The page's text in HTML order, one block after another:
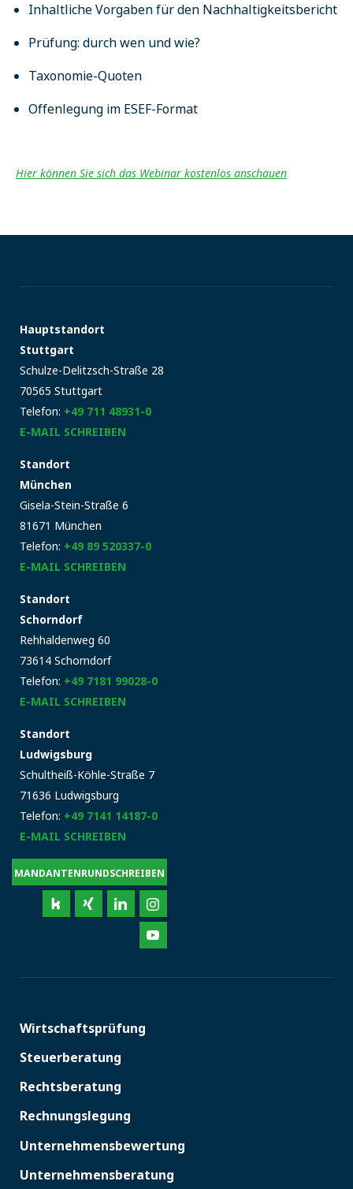
Inhaltliche Vorgaben für den Nachhaltigkeitsbericht
Prüfung: durch wen und wie?
Taxonomie-Quoten
Offenlegung im ESEF-Format
Hier können Sie sich das Webinar kostenlos anschauen
Hauptstandort
Stuttgart
Schulze-Delitzsch-Straße 28
70565 Stuttgart
Telefon: +49 711 48931-0
E-MAIL SCHREIBEN
Standort
München
Gisela-Stein-Straße 6
81671 München
Telefon: +49 89 520337-0
E-MAIL SCHREIBEN
Standort
Schorndorf
Rehhaldenweg 60
73614 Schorndorf
Telefon: +49 7181 99028-0
E-MAIL SCHREIBEN
Standort
Ludwigsburg
Schultheiß-Köhle-Straße 7
71636 Ludwigsburg
Telefon: +49 7141 14187-0
E-MAIL SCHREIBEN
MANDANTENRUNDSCHREIBEN
Wirtschaftsprüfung
Steuerberatung
Rechtsberatung
Rechnungslegung
Unternehmensbewertung
Unternehmensberatung